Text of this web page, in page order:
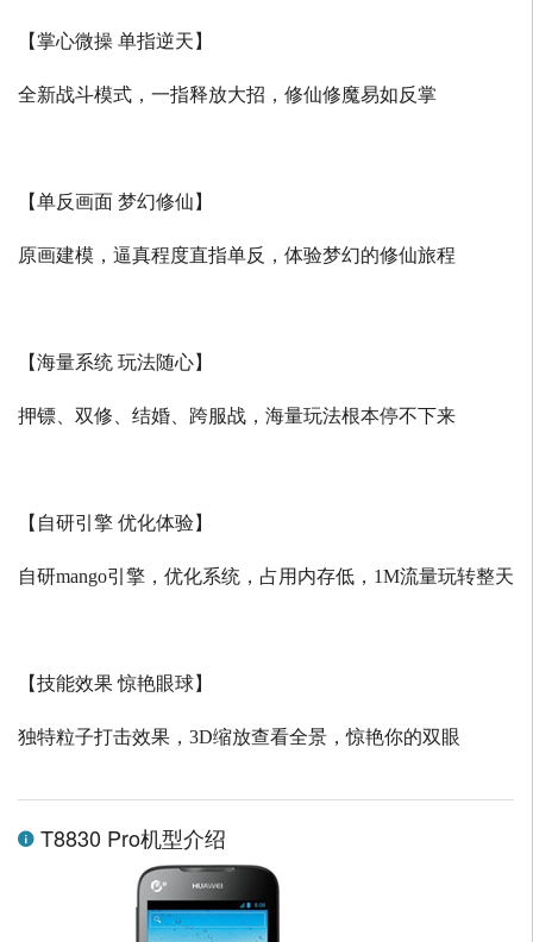
【掌心微操 单指逆天】
全新战斗模式，一指释放大招，修仙修魔易如反掌
【单反画面 梦幻修仙】
原画建模，逼真程度直指单反，体验梦幻的修仙旅程
【海量系统 玩法随心】
押镖、双修、结婚、跨服战，海量玩法根本停不下来
【自研引擎 优化体验】
自研mango引擎，优化系统，占用内存低， 1M流量玩转整天
【技能效果 惊艳眼球】
独特粒子打击效果， 3D缩放查看全景，惊艳你的双眼
T8830 Pro机型介绍